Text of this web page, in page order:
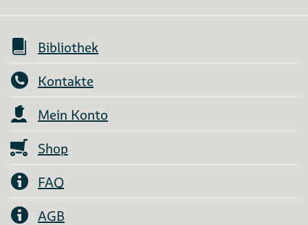
Bibliothek
Kontakte
Mein Konto
Shop
FAQ
AGB